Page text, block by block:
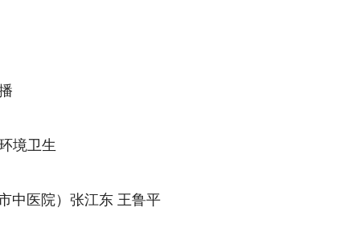
境卫生
医院）张江东 王鲁平